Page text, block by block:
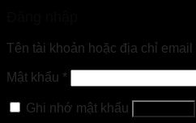
Tên tài khoản hoặc địa chỉ email
Mật khẩu *
Ghi nhớ mật khẩu